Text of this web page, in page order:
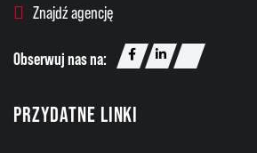
Znajdź agencję
Obserwuj nas na:
PRZYDATNE LINKI